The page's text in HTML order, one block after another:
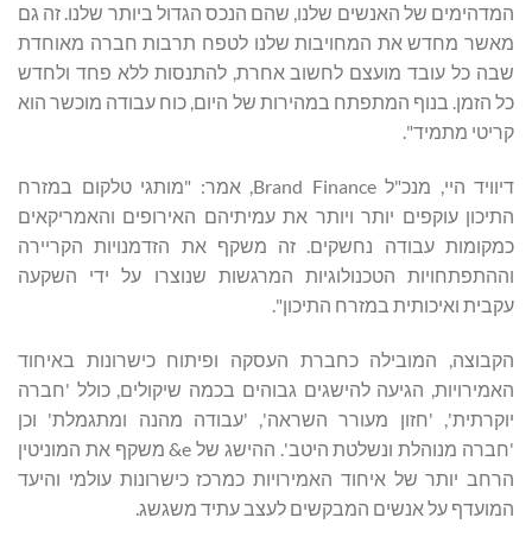
המדהימים של האנשים שלנו, שהם הנכס הגדול ביותר שלנו. זה גם
מאשר מחדש את המחויבות שלנו לטפח תרבות חברה מאוחדת
שבה כל עובד מועצם לחשוב אחרת, להתנסות ללא פחד ולחדש
כל הזמן. בנוף המתפתח במהירות של היום, כוח עבודה מוכשר הוא
קריטי מתמיד".
דיוויד היי, מנכ"ל Brand Finance, אמר: "מותגי טלקום במזרח
התיכון עוקפים יותר ויותר את עמיתיהם האירופים והאמריקאים
כמקומות עבודה נחשקים. זה משקף את הזדמנויות הקריירה
וההתפתחויות הטכנולוגיות המרגשות שנוצרו על ידי השקעה
עקבית ואיכותית במזרח התיכון".
הקבוצה, המובילה כחברת העסקה ופיתוח כישרונות באיחוד
האמירויות, הגיעה להישגים גבוהים בכמה שיקולים, כולל 'חברה
יוקרתית', 'חזון מעורר השראה', 'עבודה מהנה ומתגמלת' וכן
'חברה מנוהלת ונשלטת היטב'. ההישג של e& משקף את המוניטין
הרחב יותר של איחוד האמירויות כמרכז כישרונות עולמי והיעד
המועדף על אנשים המבקשים לעצב עתיד משגשג.